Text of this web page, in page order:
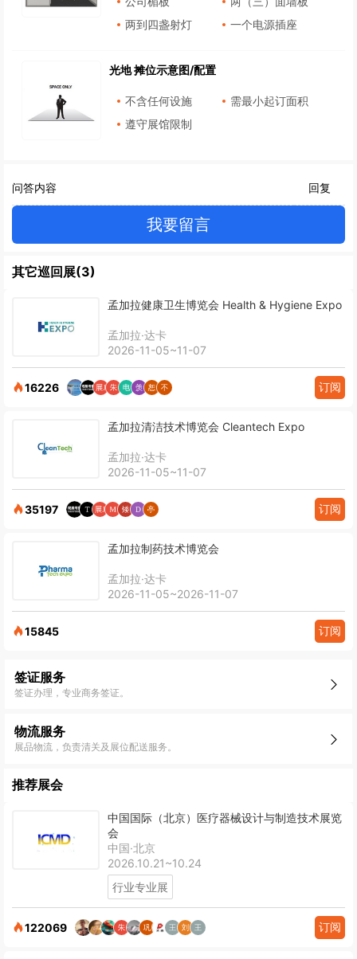
两到四盏射灯
一个电源插座
光地 摊位示意图/配置
不含任何设施
需最小起订面积
遵守展馆限制
问答内容 回复
我要留言
其它巡回展(3)
孟加拉健康卫生博览会 Health & Hygiene Expo
孟加拉·达卡
2026-11-05~11-07
16226 订阅
孟加拉清洁技术博览会 Cleantech Expo
孟加拉·达卡
2026-11-05~11-07
35197 订阅
孟加拉制药技术博览会
孟加拉·达卡
2026-11-05~2026-11-07
15845 订阅
签证服务
签证办理，专业商务签证。
物流服务
展品物流，负责清关及展位配送服务。
推荐展会
中国国际（北京）医疗器械设计与制造技术展览
会
中国·北京
2026.10.21~10.24
行业专业展
122069 订阅